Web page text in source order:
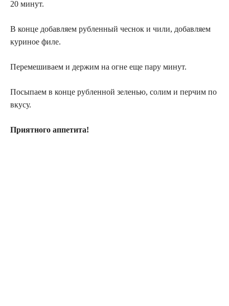
20 минут.
В конце добавляем рубленный чеснок и чили, добавляем
куриное филе.
Перемешиваем и держим на огне еще пару минут.
Посыпаем в конце рубленной зеленью, солим и перчим по
вкусу.
Приятного аппетита!